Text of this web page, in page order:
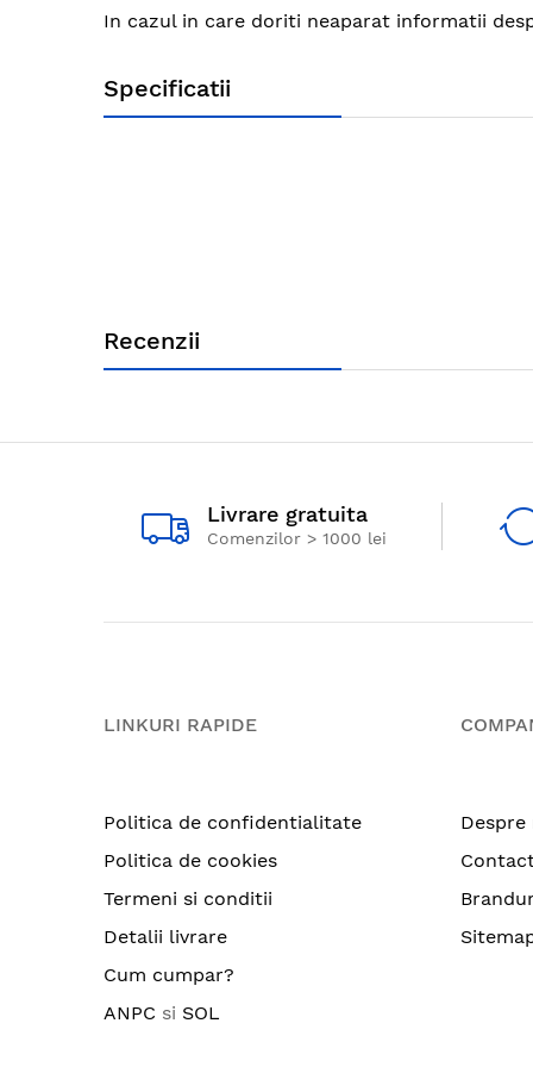
gallery
In cazul in care doriti neaparat informatii
Specificatii
Recenzii
Livrare gratuita
Comenzilor > 1000 lei
LINKURI RAPIDE
Politica de confidentialitate
Politica de cookies
Termeni si conditii
Detalii livrare
Cum cumpar?
ANPC si SOL
Despre